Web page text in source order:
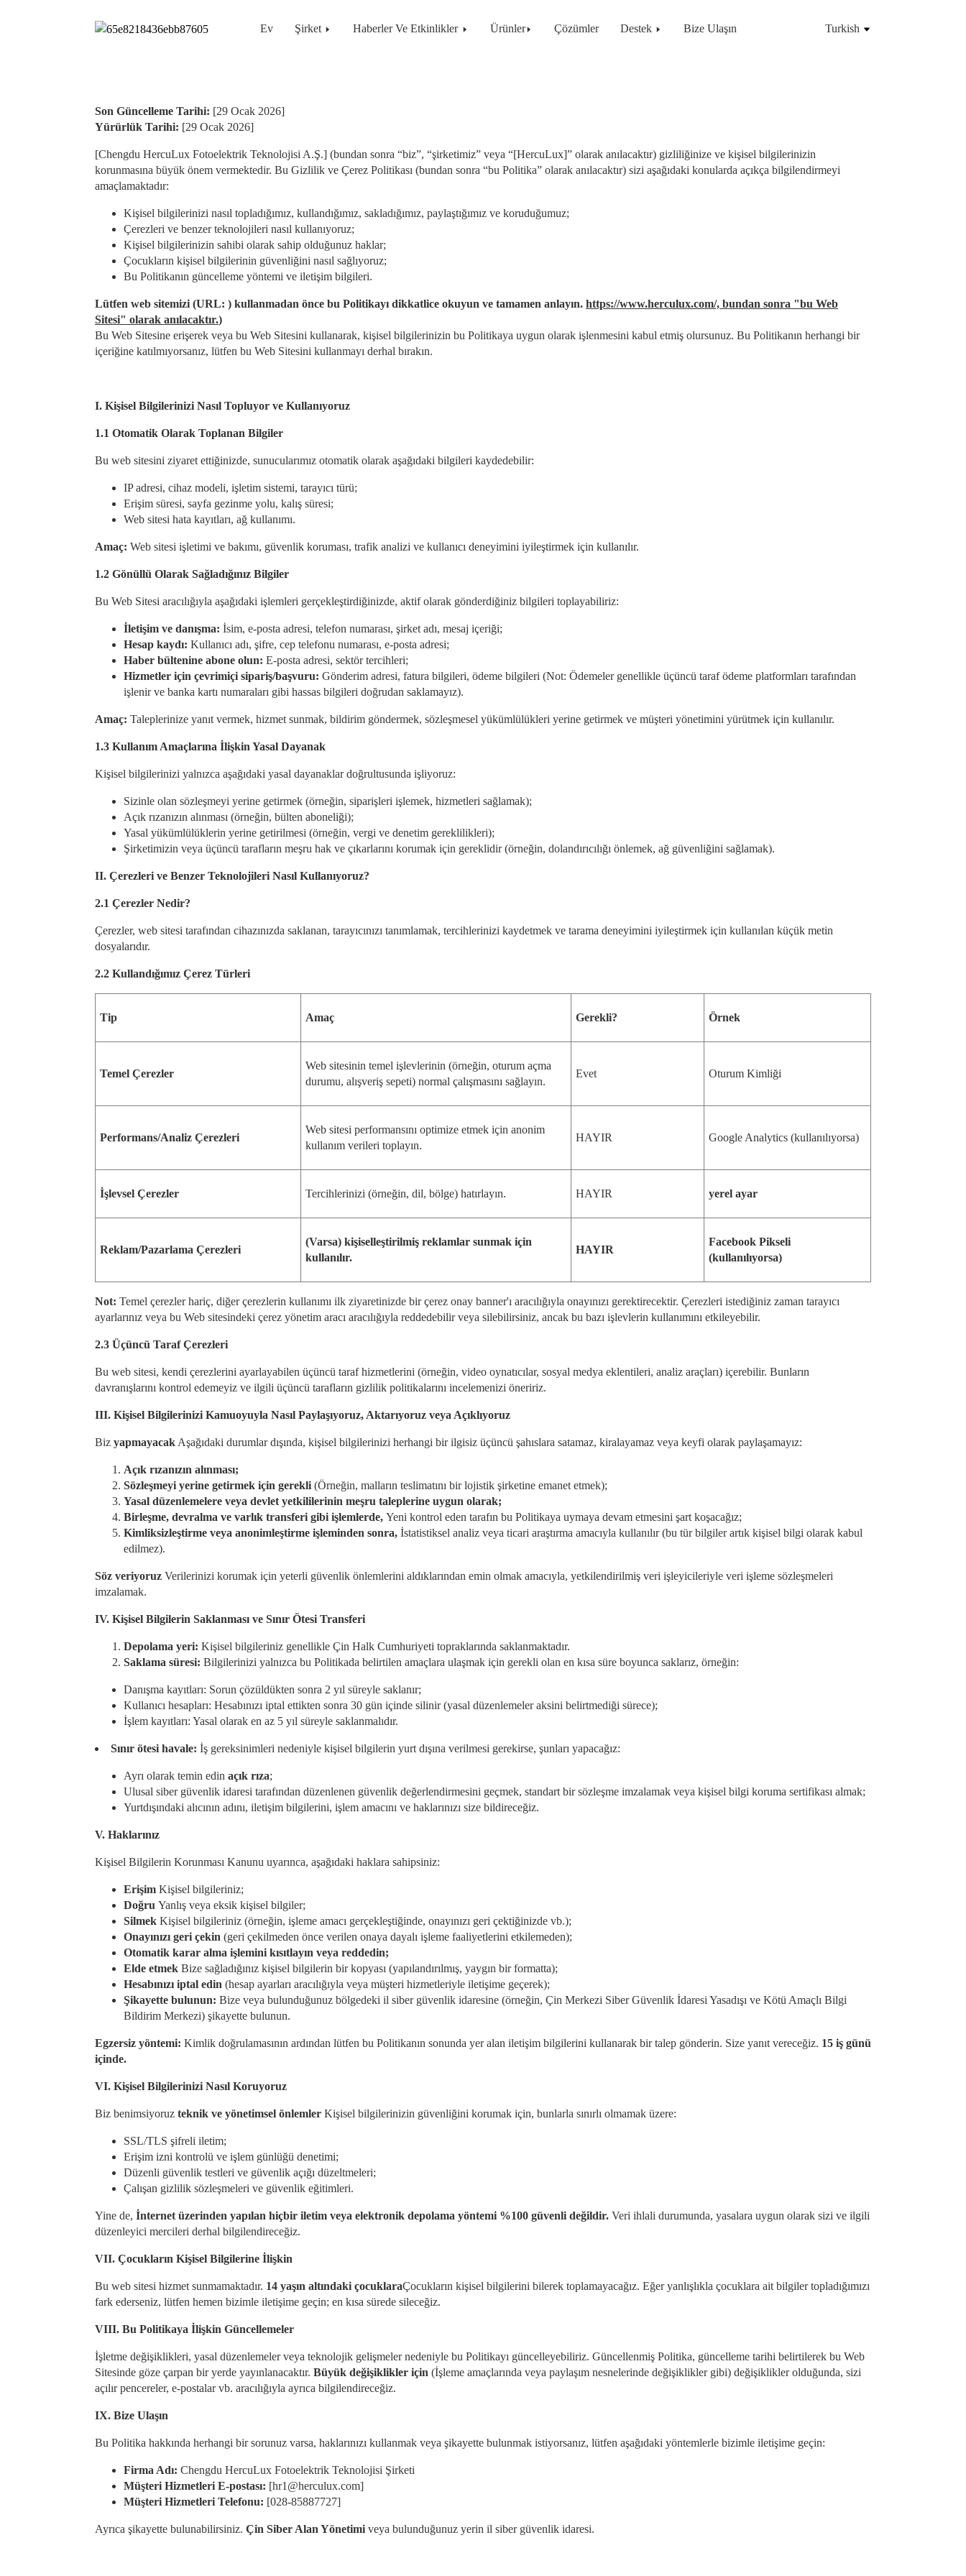
Ev Şirket Haberler Ve Etkinlikler Ürünler Çözümler Destek Bize Ulaşın Turkish
Son Güncelleme Tarihi: [29 Ocak 2026]
Yürürlük Tarihi: [29 Ocak 2026]
[Chengdu HercuLux Fotoelektrik Teknolojisi A.Ş.] (bundan sonra “biz”, “şirketimiz” veya “[HercuLux]” olarak anılacaktır) gizliliğinize ve kişisel bilgilerinizin
korunmasına büyük önem vermektedir. Bu Gizlilik ve Çerez Politikası (bundan sonra “bu Politika” olarak anılacaktır) sizi aşağıdaki konularda açıkça bilgilendirmeyi
amaçlamaktadır:
Kişisel bilgilerinizi nasıl topladığımız, kullandığımız, sakladığımız, paylaştığımız ve koruduğumuz;
Çerezleri ve benzer teknolojileri nasıl kullanıyoruz;
Kişisel bilgilerinizin sahibi olarak sahip olduğunuz haklar;
Çocukların kişisel bilgilerinin güvenliğini nasıl sağlıyoruz;
Bu Politikanın güncelleme yöntemi ve iletişim bilgileri.
Lütfen web sitemizi (URL: ) kullanmadan önce bu Politikayı dikkatlice okuyun ve tamamen anlayın. https://www.herculux.com/, bundan sonra "bu Web
Sitesi" olarak anılacaktır.)
Bu Web Sitesine erişerek veya bu Web Sitesini kullanarak, kişisel bilgilerinizin bu Politikaya uygun olarak işlenmesini kabul etmiş olursunuz. Bu Politikanın herhangi bir
içeriğine katılmıyorsanız, lütfen bu Web Sitesini kullanmayı derhal bırakın.
I. Kişisel Bilgilerinizi Nasıl Topluyor ve Kullanıyoruz
1.1 Otomatik Olarak Toplanan Bilgiler
Bu web sitesini ziyaret ettiğinizde, sunucularımız otomatik olarak aşağıdaki bilgileri kaydedebilir:
IP adresi, cihaz modeli, işletim sistemi, tarayıcı türü;
Erişim süresi, sayfa gezinme yolu, kalış süresi;
Web sitesi hata kayıtları, ağ kullanımı.
Amaç: Web sitesi işletimi ve bakımı, güvenlik koruması, trafik analizi ve kullanıcı deneyimini iyileştirmek için kullanılır.
1.2 Gönüllü Olarak Sağladığınız Bilgiler
Bu Web Sitesi aracılığıyla aşağıdaki işlemleri gerçekleştirdiğinizde, aktif olarak gönderdiğiniz bilgileri toplayabiliriz:
İletişim ve danışma: İsim, e-posta adresi, telefon numarası, şirket adı, mesaj içeriği;
Hesap kaydı: Kullanıcı adı, şifre, cep telefonu numarası, e-posta adresi;
Haber bültenine abone olun: E-posta adresi, sektör tercihleri;
Hizmetler için çevrimiçi sipariş/başvuru: Gönderim adresi, fatura bilgileri, ödeme bilgileri (Not: Ödemeler genellikle üçüncü taraf ödeme platformları tarafından
işlenir ve banka kartı numaraları gibi hassas bilgileri doğrudan saklamayız).
Amaç: Taleplerinize yanıt vermek, hizmet sunmak, bildirim göndermek, sözleşmesel yükümlülükleri yerine getirmek ve müşteri yönetimini yürütmek için kullanılır.
1.3 Kullanım Amaçlarına İlişkin Yasal Dayanak
Kişisel bilgilerinizi yalnızca aşağıdaki yasal dayanaklar doğrultusunda işliyoruz:
Sizinle olan sözleşmeyi yerine getirmek (örneğin, siparişleri işlemek, hizmetleri sağlamak);
Açık rızanızın alınması (örneğin, bülten aboneliği);
Yasal yükümlülüklerin yerine getirilmesi (örneğin, vergi ve denetim gereklilikleri);
Şirketimizin veya üçüncü tarafların meşru hak ve çıkarlarını korumak için gereklidir (örneğin, dolandırıcılığı önlemek, ağ güvenliğini sağlamak).
II. Çerezleri ve Benzer Teknolojileri Nasıl Kullanıyoruz?
2.1 Çerezler Nedir?
Çerezler, web sitesi tarafından cihazınızda saklanan, tarayıcınızı tanımlamak, tercihlerinizi kaydetmek ve tarama deneyimini iyileştirmek için kullanılan küçük metin
dosyalarıdır.
2.2 Kullandığımız Çerez Türleri
Tip Amaç Gerekli? Örnek
Temel Çerezler
Web sitesinin temel işlevlerinin (örneğin, oturum açma
durumu, alışveriş sepeti) normal çalışmasını sağlayın.
Evet Oturum Kimliği
Performans/Analiz Çerezleri
Web sitesi performansını optimize etmek için anonim
kullanım verileri toplayın.
HAYIR Google Analytics (kullanılıyorsa)
İşlevsel Çerezler Tercihlerinizi (örneğin, dil, bölge) hatırlayın. HAYIR yerel ayar
Reklam/Pazarlama Çerezleri
(Varsa) kişiselleştirilmiş reklamlar sunmak için
kullanılır.
HAYIR
Facebook Pikseli
(kullanılıyorsa)
Not: Temel çerezler hariç, diğer çerezlerin kullanımı ilk ziyaretinizde bir çerez onay banner'ı aracılığıyla onayınızı gerektirecektir. Çerezleri istediğiniz zaman tarayıcı
ayarlarınız veya bu Web sitesindeki çerez yönetim aracı aracılığıyla reddedebilir veya silebilirsiniz, ancak bu bazı işlevlerin kullanımını etkileyebilir.
2.3 Üçüncü Taraf Çerezleri
Bu web sitesi, kendi çerezlerini ayarlayabilen üçüncü taraf hizmetlerini (örneğin, video oynatıcılar, sosyal medya eklentileri, analiz araçları) içerebilir. Bunların
davranışlarını kontrol edemeyiz ve ilgili üçüncü tarafların gizlilik politikalarını incelemenizi öneririz.
III. Kişisel Bilgilerinizi Kamuoyuyla Nasıl Paylaşıyoruz, Aktarıyoruz veya Açıklıyoruz
Biz yapmayacak Aşağıdaki durumlar dışında, kişisel bilgilerinizi herhangi bir ilgisiz üçüncü şahıslara satamaz, kiralayamaz veya keyfi olarak paylaşamayız:
Açık rızanızın alınması;
Sözleşmeyi yerine getirmek için gerekli (Örneğin, malların teslimatını bir lojistik şirketine emanet etmek);
Yasal düzenlemelere veya devlet yetkililerinin meşru taleplerine uygun olarak;
Birleşme, devralma ve varlık transferi gibi işlemlerde, Yeni kontrol eden tarafın bu Politikaya uymaya devam etmesini şart koşacağız;
Kimliksizleştirme veya anonimleştirme işleminden sonra, İstatistiksel analiz veya ticari araştırma amacıyla kullanılır (bu tür bilgiler artık kişisel bilgi olarak kabul
edilmez).
Söz veriyoruz Verilerinizi korumak için yeterli güvenlik önlemlerini aldıklarından emin olmak amacıyla, yetkilendirilmiş veri işleyicileriyle veri işleme sözleşmeleri
imzalamak.
IV. Kişisel Bilgilerin Saklanması ve Sınır Ötesi Transferi
Depolama yeri: Kişisel bilgileriniz genellikle Çin Halk Cumhuriyeti topraklarında saklanmaktadır.
Saklama süresi: Bilgilerinizi yalnızca bu Politikada belirtilen amaçlara ulaşmak için gerekli olan en kısa süre boyunca saklarız, örneğin:
Danışma kayıtları: Sorun çözüldükten sonra 2 yıl süreyle saklanır;
Kullanıcı hesapları: Hesabınızı iptal ettikten sonra 30 gün içinde silinir (yasal düzenlemeler aksini belirtmediği sürece);
İşlem kayıtları: Yasal olarak en az 5 yıl süreyle saklanmalıdır.
Sınır ötesi havale: İş gereksinimleri nedeniyle kişisel bilgilerin yurt dışına verilmesi gerekirse, şunları yapacağız:
Ayrı olarak temin edin açık rıza;
Ulusal siber güvenlik idaresi tarafından düzenlenen güvenlik değerlendirmesini geçmek, standart bir sözleşme imzalamak veya kişisel bilgi koruma sertifikası almak;
Yurtdışındaki alıcının adını, iletişim bilgilerini, işlem amacını ve haklarınızı size bildireceğiz.
V. Haklarınız
Kişisel Bilgilerin Korunması Kanunu uyarınca, aşağıdaki haklara sahipsiniz:
Erişim Kişisel bilgileriniz;
Doğru Yanlış veya eksik kişisel bilgiler;
Silmek Kişisel bilgileriniz (örneğin, işleme amacı gerçekleştiğinde, onayınızı geri çektiğinizde vb.);
Onayınızı geri çekin (geri çekilmeden önce verilen onaya dayalı işleme faaliyetlerini etkilemeden);
Otomatik karar alma işlemini kısıtlayın veya reddedin;
Elde etmek Bize sağladığınız kişisel bilgilerin bir kopyası (yapılandırılmış, yaygın bir formatta);
Hesabınızı iptal edin (hesap ayarları aracılığıyla veya müşteri hizmetleriyle iletişime geçerek);
Şikayette bulunun: Bize veya bulunduğunuz bölgedeki il siber güvenlik idaresine (örneğin, Çin Merkezi Siber Güvenlik İdaresi Yasadışı ve Kötü Amaçlı Bilgi
Bildirim Merkezi) şikayette bulunun.
Egzersiz yöntemi: Kimlik doğrulamasının ardından lütfen bu Politikanın sonunda yer alan iletişim bilgilerini kullanarak bir talep gönderin. Size yanıt vereceğiz. 15 iş günü
içinde.
VI. Kişisel Bilgilerinizi Nasıl Koruyoruz
Biz benimsiyoruz teknik ve yönetimsel önlemler Kişisel bilgilerinizin güvenliğini korumak için, bunlarla sınırlı olmamak üzere:
SSL/TLS şifreli iletim;
Erişim izni kontrolü ve işlem günlüğü denetimi;
Düzenli güvenlik testleri ve güvenlik açığı düzeltmeleri;
Çalışan gizlilik sözleşmeleri ve güvenlik eğitimleri.
Yine de, İnternet üzerinden yapılan hiçbir iletim veya elektronik depolama yöntemi %100 güvenli değildir. Veri ihlali durumunda, yasalara uygun olarak sizi ve ilgili
düzenleyici mercileri derhal bilgilendireceğiz.
VII. Çocukların Kişisel Bilgilerine İlişkin
Bu web sitesi hizmet sunmamaktadır. 14 yaşın altındaki çocuklaraÇocukların kişisel bilgilerini bilerek toplamayacağız. Eğer yanlışlıkla çocuklara ait bilgiler topladığımızı
fark ederseniz, lütfen hemen bizimle iletişime geçin; en kısa sürede sileceğiz.
VIII. Bu Politikaya İlişkin Güncellemeler
İşletme değişiklikleri, yasal düzenlemeler veya teknolojik gelişmeler nedeniyle bu Politikayı güncelleyebiliriz. Güncellenmiş Politika, güncelleme tarihi belirtilerek bu Web
Sitesinde göze çarpan bir yerde yayınlanacaktır. Büyük değişiklikler için (İşleme amaçlarında veya paylaşım nesnelerinde değişiklikler gibi) değişiklikler olduğunda, sizi
açılır pencereler, e-postalar vb. aracılığıyla ayrıca bilgilendireceğiz.
IX. Bize Ulaşın
Bu Politika hakkında herhangi bir sorunuz varsa, haklarınızı kullanmak veya şikayette bulunmak istiyorsanız, lütfen aşağıdaki yöntemlerle bizimle iletişime geçin:
Firma Adı: Chengdu HercuLux Fotoelektrik Teknolojisi Şirketi
Müşteri Hizmetleri E-postası: [hr1@herculux.com]
Müşteri Hizmetleri Telefonu: [028-85887727]
Ayrıca şikayette bulunabilirsiniz. Çin Siber Alan Yönetimi veya bulunduğunuz yerin il siber güvenlik idaresi.